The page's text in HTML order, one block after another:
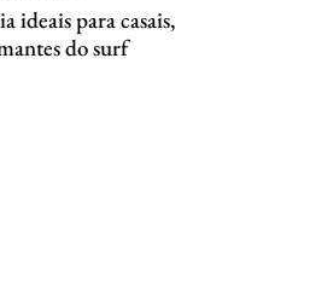
ideais para casais,
do surf